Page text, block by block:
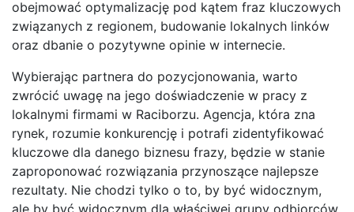
obejmować optymalizację pod kątem fraz kluczowych
związanych z regionem, budowanie lokalnych linków
oraz dbanie o pozytywne opinie w internecie.
Wybierając partnera do pozycjonowania, warto
zwrócić uwagę na jego doświadczenie w pracy z
lokalnymi firmami w Raciborzu. Agencja, która zna
rynek, rozumie konkurencję i potrafi zidentyfikować
kluczowe dla danego biznesu frazy, będzie w stanie
zaproponować rozwiązania przynoszące najlepsze
rezultaty. Nie chodzi tylko o to, by być widocznym,
ale by być widocznym dla właściwej grupy odbiorców